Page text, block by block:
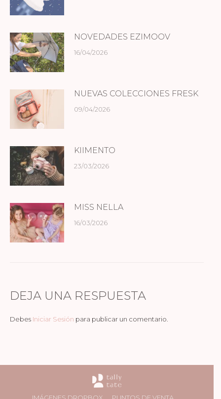
NOVEDADES EZIMOOV
16/04/2026
NUEVAS COLECCIONES FRESK
09/04/2026
KIIMENTO
23/03/2026
MISS NELLA
16/03/2026
DEJA UNA RESPUESTA
Debes Iniciar Sesión para publicar un comentario.